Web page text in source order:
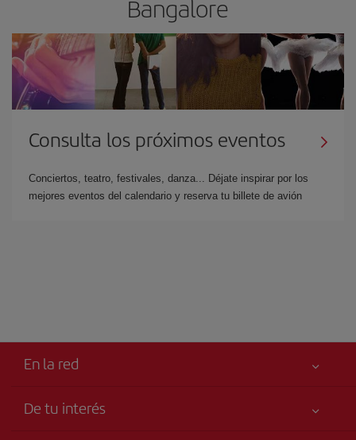
Bangalore
Consulta los próximos eventos
Conciertos, teatro, festivales, danza... Déjate inspirar por los
mejores eventos del calendario y reserva tu billete de avión
En la red
De tu interés